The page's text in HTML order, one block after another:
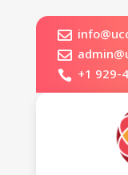


 +1 929-